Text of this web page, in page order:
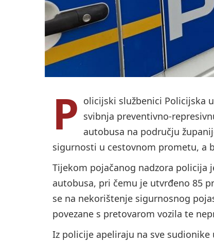
P olicijski službenici Policijska
svibnja preventivno-
autobusa na području
sigurnosti u cestovnom prometu, a
Tijekom pojačanog nadzora
autobusa, pri čemu je utvrđeno 85
se na nekorištenje sigurnosnog
povezane s pretovarom vozila te
Iz policije apeliraju na sve